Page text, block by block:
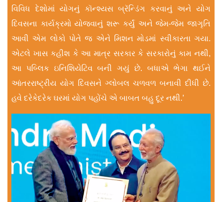
વિવિધ દેશોમાં યોગનું કૉન્શ્યસ બ્રૅન્ડિંગ કરવાનું અને યોગ
દિવસના કાર્યક્રમો યોજવાનું શરૂ કર્યું અને જેમ-જેમ જાગૃતિ
આવી એમ લોકો પોતે જ એને મિશન મોડમાં સ્વીકારતા ગયા.
એટલે ખાસ કહીશ કે આ માત્ર સરકાર કે સરકારોનું કામ નથી,
આ પબ્લિક ઇનિશિયેટિવ બની ગયું છે. બધાએ ભેગા થઈને
આંતરરાષ્ટ્રીય યોગ દિવસને ગ્લોબલ ચળવળ બનાવી દીધી છે.
હવે દરેકેદરેક ઘરમાં યોગ પહોંચે એ બાબત બહુ દૂર નથી.’